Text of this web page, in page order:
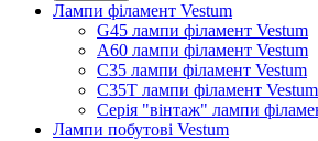
Лампи філамент Vestum
G45 лампи філамент Vestum
А60 лампи філамент Vestum
С35 лампи філамент Vestum
С35T лампи філамент Vestum
Серія "вінтаж" лампи
Лампи побутові Vestum